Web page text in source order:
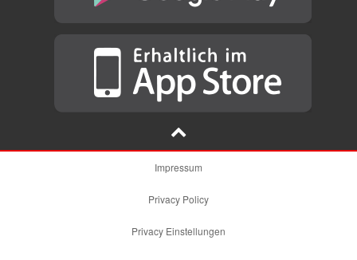
Impressum
Privacy Policy
Privacy Einstellungen